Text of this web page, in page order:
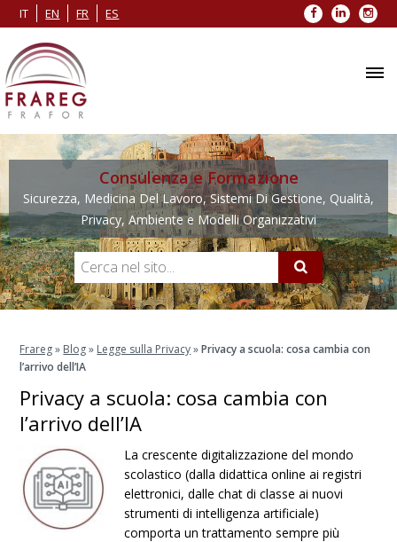
IT EN FR ES Facebook
LinkedIn
Consulenza e Formazione
Sicurezza, Medicina Del Lavoro, Sistemi Di Gestione, Qualità,
Privacy, Ambiente e Modelli Organizzativi
Frareg» Blog» Legge sulla Privacy»Privacy a scuola: cosa cambia con
l’arrivo dell’IA
Privacy a scuola: cosa cambia con
l’arrivo dell’IA
La crescente digitalizzazione del mondo
scolastico (dalla didattica online ai registri
elettronici, dalle chat di classe ai nuovi
strumenti di intelligenza artificiale)
comporta un trattamento sempre più